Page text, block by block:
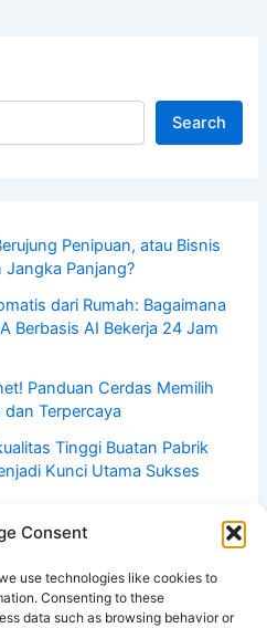
Consent
use technologies like cookies to
Consenting to these
data such as browsing behavior or
Search
Penipuan, atau Bisnis
Jangka Panjang?
dari Rumah: Bagaimana
Berbasis AI Bekerja 24 Jam
Panduan Cerdas Memilih
Terpercaya
Tinggi Buatan Pabrik
Kunci Utama Sukses
Bima Life Future, Satu-
Internasional